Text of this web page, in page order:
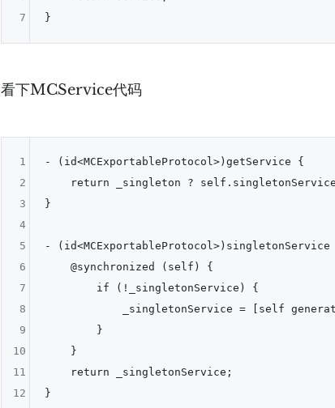
7
看下MCService代码
- (id<MCExportableProtocol>)getService {
return _singleton ?
}
- (id<MCExportableProtocol>)singletonService
    @synchronized (self) {
        if (!_singletonService) {
_singletonService = [self
        }
    }
    return _singletonService;
}
1
2
3
4
5
6
7
8
9
10
11
12